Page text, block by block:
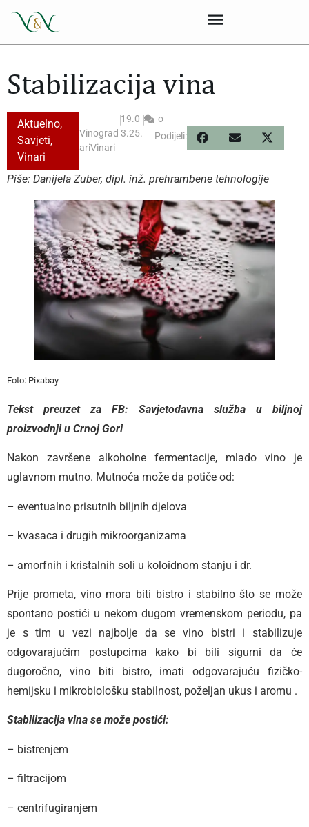
Stabilizacija vina
Aktuelno,
Savjeti,
Vinari
Vinograd
ariVinari
|19.0
3.25.
|
o
Podijeli:
Piše: Danijela Zuber, dipl. inž. prehrambene tehnologije
Foto: Pixabay
Tekst preuzet za FB: Savjetodavna služba u biljnoj
proizvodnji u Crnoj Gori
Nakon završene alkoholne fermentacije, mlado vino je
uglavnom mutno. Mutnoća može da potiče od:
– eventualno prisutnih biljnih djelova
– kvasaca i drugih mikroorganizama
– amorfnih i kristalnih soli u koloidnom stanju i dr.
Prije prometa, vino mora biti bistro i stabilno što se može
spontano postići u nekom dugom vremenskom periodu, pa
je s tim u vezi najbolje da se vino bistri i stabilizuje
odgovarajućim postupcima kako bi bili sigurni da će
dugoročno, vino biti bistro, imati odgovarajuću fizičko-
hemijsku i mikrobiološku stabilnost, poželjan ukus i aromu .
Stabilizacija vina se može postići:
– bistrenjem
– filtracijom
– centrifugiranjem